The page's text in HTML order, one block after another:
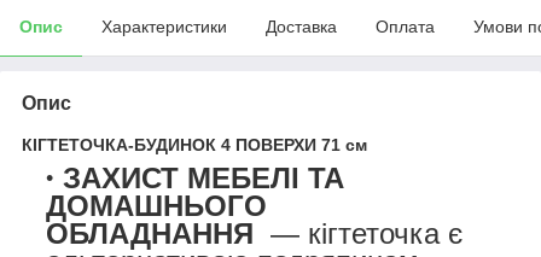
Опис Характеристики Доставка Оплата Умови
Опис
КІГТЕТОЧКА-БУДИНОК 4 ПОВЕРХИ 71 см
ЗАХИСТ МЕБЕЛІ ТА
ДОМАШНЬОГО
ОБЛАДНАННЯ — кігтеточка є